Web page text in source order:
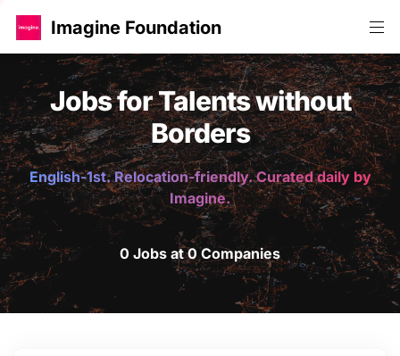
Imagine Foundation
Jobs for Talents without
Borders
English-1st. Relocation-friendly. Curated daily by
Imagine.
0 Jobs at 0 Companies